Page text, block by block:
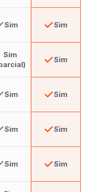
Sim Sim
Sim
Sim
Sim Sim
Sim Sim
Sim Sim